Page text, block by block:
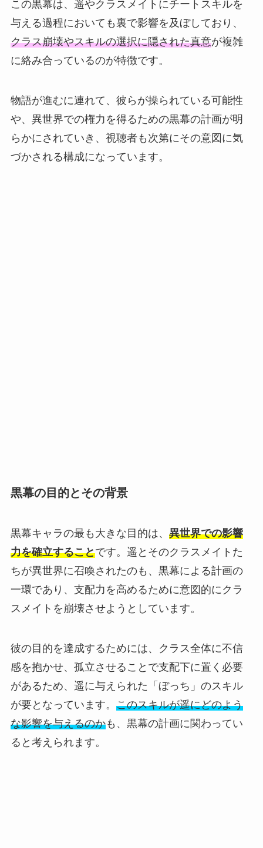
この黒幕は、遥やクラスメイトにチートスキルを
与える過程においても裏で影響を及ぼしており、
クラス崩壊やスキルの選択に隠された真意が複雑
に絡み合っているのが特徴です。
物語が進むに連れて、彼らが操られている可能性
や、異世界での権力を得るための黒幕の計画が明
らかにされていき、視聴者も次第にその意図に気
づかされる構成になっています。
黒幕の目的とその背景
黒幕キャラの最も大きな目的は、 異世界での影響
力を確立することです。遥とそのクラスメイトた
ちが異世界に召喚されたのも、黒幕による計画の
一環であり、支配力を高めるために意図的にクラ
スメイトを崩壊させようとしています。
彼の目的を達成するためには、クラス全体に不信
感を抱かせ、孤立させることで支配下に置く必要
があるため、遥に与えられた「ぼっち」のスキル
が要となっています。 このスキルが遥にどのよう
な影響を与えるのかも、黒幕の計画に関わってい
ると考えられます。